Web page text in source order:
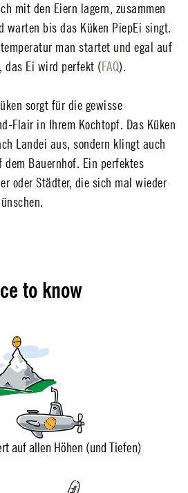
mit den Eiern lagern, zusammen
warten bis das Küken PiepEi singt.
man startet und egal auf
das Ei wird perfekt (FAQ).
sorgt für die gewisse
Flair in Ihrem Kochtopf. Das Küken
Landei aus, sondern klingt auch
dem Bauernhof. Ein perfektes
oder Städter, die sich mal wieder
to know
auf allen Höhen (und Tiefen)